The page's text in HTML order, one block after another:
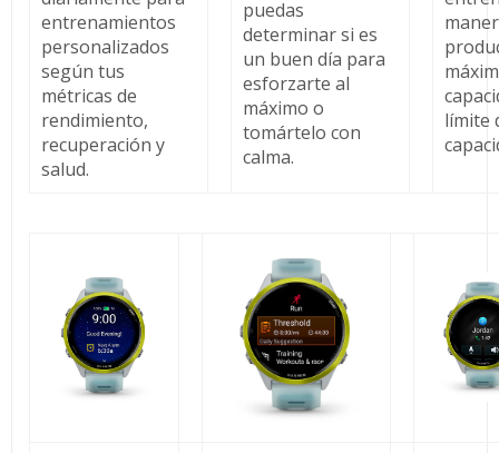
entrenamientos
personalizados
según tus
métricas de
rendimiento,
recuperación y
salud.
puedas
determinar si es
un buen día para
esforzarte al
máximo o
tomártelo con
calma.
límite